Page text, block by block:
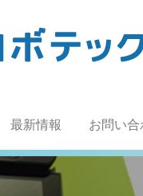
最新情報 お問い合